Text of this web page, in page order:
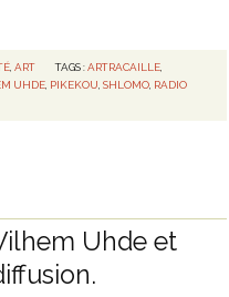
, ART TAGS :ARTRACAILLE
UHDE PIKEKOU ,SHLOMO RADIO
Uhde et